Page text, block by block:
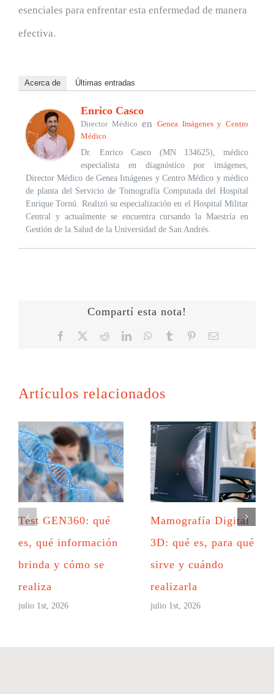
esenciales para enfrentar esta enfermedad de manera
efectiva.
Acerca de Últimas entradas
Enrico Casco
Director Médico enGenea Imágenes y Centro
Médico
Dr. Enrico Casco (MN 134625), médico
especialista en diagnóstico por imágenes,
Director Médico de Genea Imágenes y Centro Médico y médico
de planta del Servicio de Tomografía Computada del Hospital
Enrique Tornú. Realizó su especialización en el Hospital Militar
Central y actualmente se encuentra cursando la Maestría en
Gestión de la Salud de la Universidad de San Andrés.
Compartí esta nota!
Facebook RedditLinkedInWhatsApp
Tumblr PinterestCorreo
Artículos relacionados
Test GEN360: qué
es, qué información
brinda y cómo se
realiza
julio 1st, 2026
Mamografía Digital
3D: qué es, para qué
sirve y cuándo
realizarla
julio 1st, 2026